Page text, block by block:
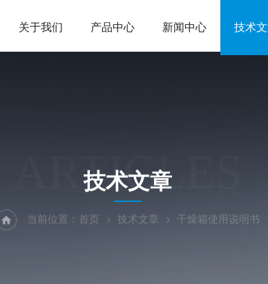
关于我们 产品中心 新闻中心 技术
ARTICLES
技术文章
当前位置： 首页 技术文章 干燥箱使用说明书